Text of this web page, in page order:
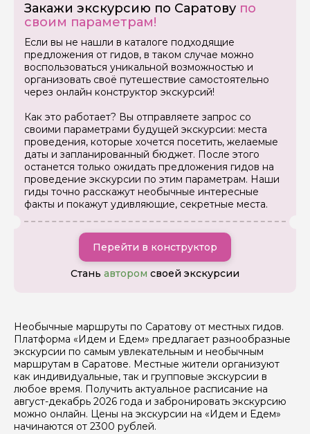
Закажи экскурсию по Саратову по
своим параметрам!
Если вы не нашли в каталоге подходящие
предложения от гидов, в таком случае можно
воспользоваться уникальной возможностью и
организовать своё путешествие самостоятельно
через онлайн конструктор экскурсий!
Как это работает? Вы отправляете запрос со
своими параметрами будущей экскурсии: места
проведения, которые хочется посетить, желаемые
даты и запланированный бюджет. После этого
останется только ожидать предложения гидов на
проведение экскурсии по этим параметрам. Наши
гиды точно расскажут необычные интересные
факты и покажут удивляющие, секретные места.
Перейти в конструктор
Стань автором своей экскурсии
Необычные маршруты по Саратову от местных гидов.
Платформа «Идем и Едем» предлагает разнообразные
экскурсии по самым увлекательным и необычным
маршрутам в Саратове. Местные жители организуют
как индивидуальные, так и групповые экскурсии в
любое время. Получить актуальное расписание на
август-декабрь 2026 года и забронировать экскурсию
можно онлайн. Цены на экскурсии на «Идем и Едем»
начинаются от 2300 рублей.
Задайте свой вопрос гиду
Как вас зовут
Ваша электронная почта
Ваш номер телефона
Вопросы и комментарии
Если у вас есть интересующие вопросы, можете их
задать
Отправить